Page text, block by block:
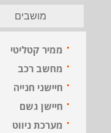
מושבים
ממיר קטליטי
מחשב רכב
חיישני חנייה
חיישן גשם
מערכת ניווט